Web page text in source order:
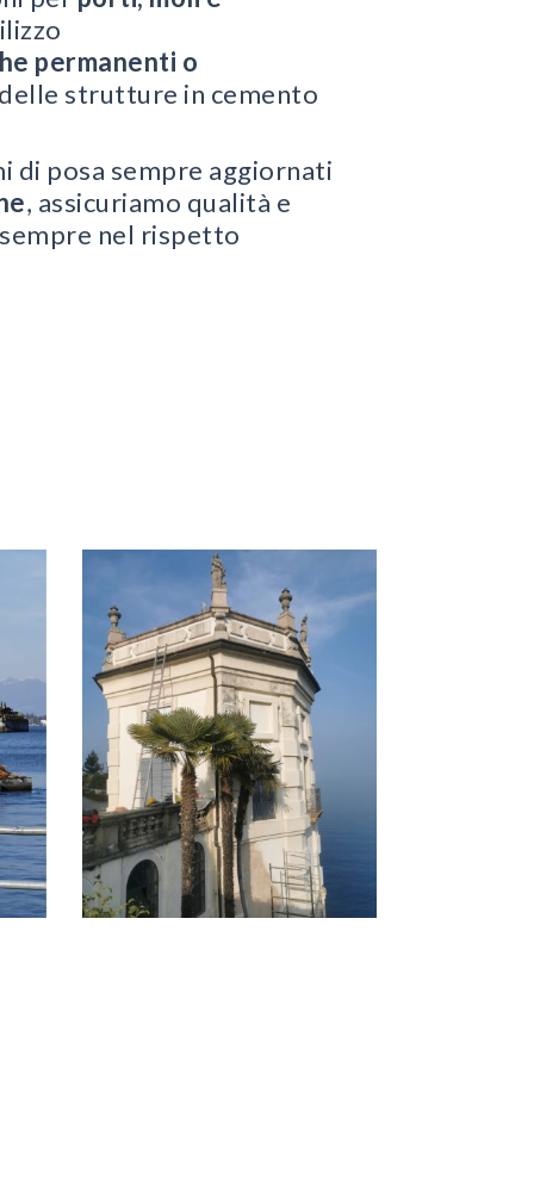
permanenti o
strutture in cemento
di posa sempre aggiornati
, assicuriamo qualità e
nel rispetto